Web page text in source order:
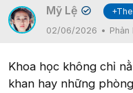
Mỹ Lệ ✔
02/06/2026
Phản
Khoa học không chỉ
khan hay những